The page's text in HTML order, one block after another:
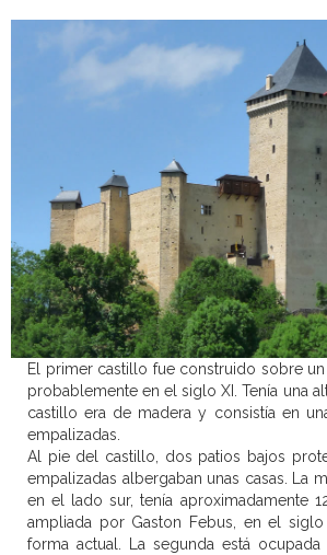
El primer castillo fue construido sobre
probablemente en el siglo XI. Tenía una
castillo era de madera y consistía en
empalizadas.
Al pie del castillo, dos patios bajos
empalizadas albergaban unas casas. La
en el lado sur, tenía aproximadamente
ampliada por Gaston Febus, en el
forma actual. La segunda está